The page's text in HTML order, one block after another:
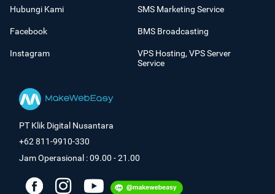
Hubungi Kami
Facebook
Instagram
SMS Marketing Service
BMS Broadcasting
VPS Hosting, VPS Server
Service
PT Klik Digital Nusantara
+62 811-9910-330
Jam Operasional : 09.00 - 21.00